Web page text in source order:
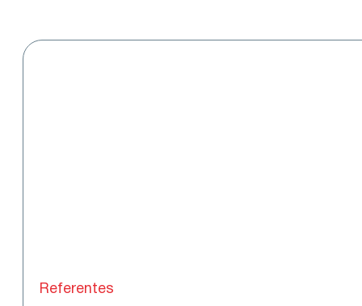
Referentes